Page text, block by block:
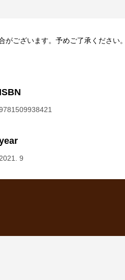
ISBN
9
がございます。予めご了承ください。